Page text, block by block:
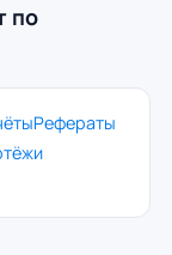
по
Рефераты